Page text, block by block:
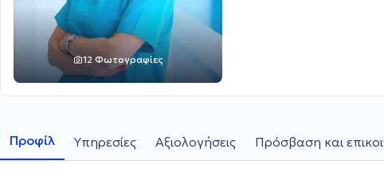
12 Φωτογραφίες
Προφίλ Υπηρεσίες Αξιολογήσεις Πρόσβαση και